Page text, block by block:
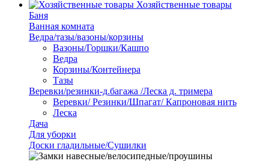
Хозяйственные товары
Баня
Ванная комната
Ведра/тазы/вазоны/корзины
Вазоны/Горшки/Кашпо
Ведра
Корзины/Контейнера
Тазы
Веревки/резинки-д.багажа /Леска д. тримера
Веревки/ Резинки/Шпагат/ Капроновая нить
Леска
Дача
Для уборки
Доски гладильные/Сушилки